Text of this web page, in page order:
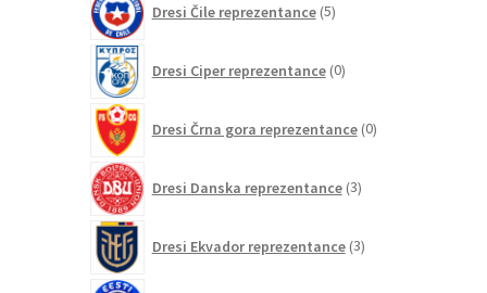
Dresi Čile reprezentance 5izdelkov
Dresi Ciper reprezentance 0izdelkov
Dresi Črna gora reprezentance 0izdelkov
Dresi Danska reprezentance 3izdelki
Dresi Ekvador reprezentance 3izdelki